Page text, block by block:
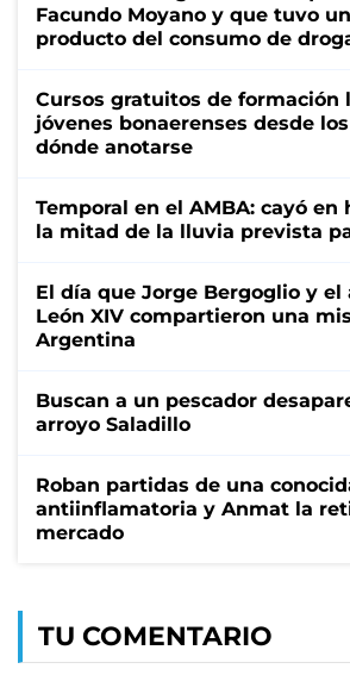
Facundo Moyano y que tuvo
producto del consumo de
Cursos gratuitos de formación
jóvenes bonaerenses desde los
dónde anotarse
Temporal en el AMBA: cayó en
la mitad de la lluvia prevista
El día que Jorge Bergoglio y el
León XIV compartieron una
Argentina
Buscan a un pescador
arroyo Saladillo
Roban partidas de una
antiinflamatoria y Anmat la
mercado
TU COMENTARIO